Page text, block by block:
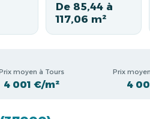
De 85,44 à
117,06 m²
moyen à Tours
4 001 €/m²
Prix
4